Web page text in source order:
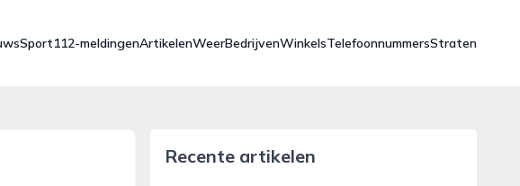
Sport112-meldingenArtikelenWeerBedrijvenWinkelsTelefoonnummersStraten
Recente artikelen